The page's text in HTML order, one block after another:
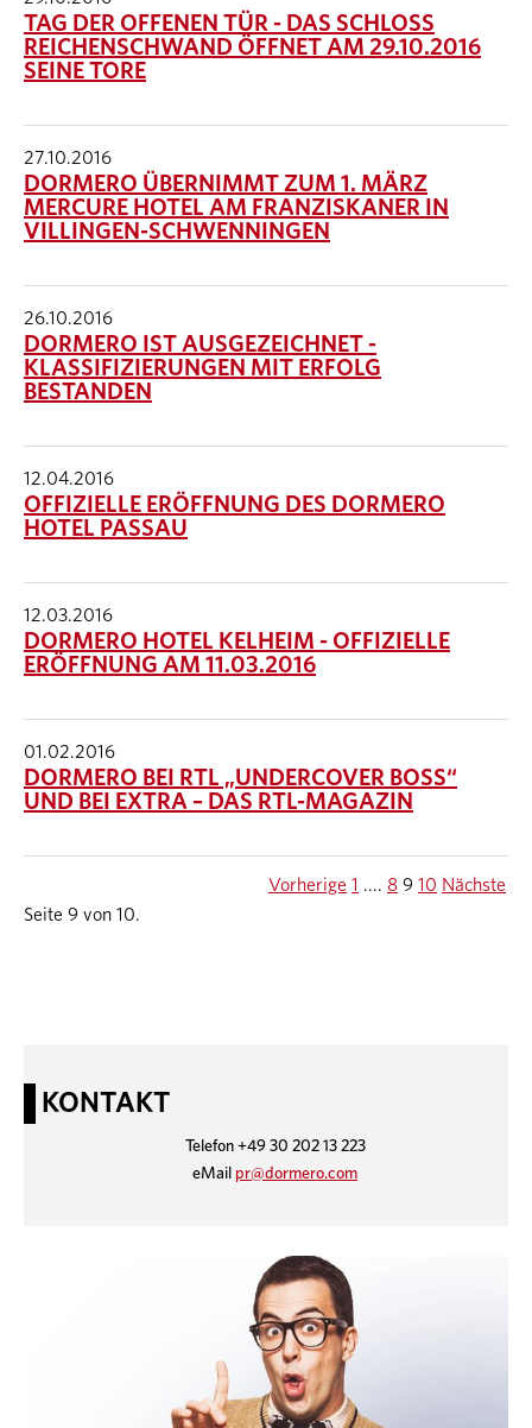
TAG DER OFFENEN TÜR - DAS SCHLOSS
REICHENSCHWAND ÖFFNET AM 29.10.2016
SEINE TORE
27.10.2016
DORMERO ÜBERNIMMT ZUM 1. MÄRZ
MERCURE HOTEL AM FRANZISKANER IN
VILLINGEN-SCHWENNINGEN
26.10.2016
DORMERO IST AUSGEZEICHNET -
KLASSIFIZIERUNGEN MIT ERFOLG
BESTANDEN
12.04.2016
OFFIZIELLE ERÖFFNUNG DES DORMERO
HOTEL PASSAU
12.03.2016
DORMERO HOTEL KELHEIM - OFFIZIELLE
ERÖFFNUNG AM 11.03.2016
01.02.2016
DORMERO BEI RTL „UNDERCOVER BOSS“
UND BEI EXTRA – DAS RTL-MAGAZIN
Seite 9 von 10.
Vorherige 1 .... 8 9 10 Nächste
KONTAKT
Telefon +49 30 202 13 223
eMail pr@dormero.com